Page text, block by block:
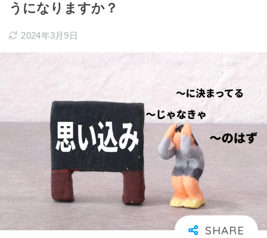
うになりますか？
2024年3月9日